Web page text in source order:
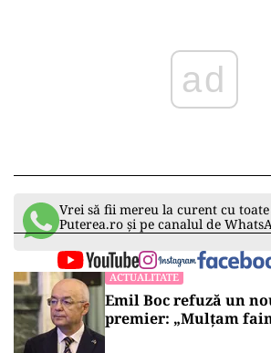
ad
Vrei să fii mereu la curent cu
Puterea.ro și pe canalul de
ACTUALITATE
Emil Boc refuză un
premier: „Mulțam